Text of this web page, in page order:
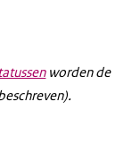
worden de